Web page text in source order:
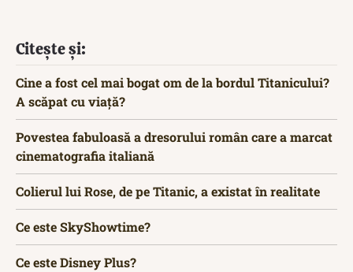
Citește și:
Cine a fost cel mai bogat om de la bordul Titanicului?
A scăpat cu viață?
Povestea fabuloasă a dresorului român care a marcat
cinematografia italiană
Colierul lui Rose, de pe Titanic, a existat în realitate
Ce este SkyShowtime?
Ce este Disney Plus?